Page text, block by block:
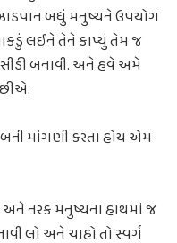
બધું મનુષ્યને ઉપયોગ
લઈને તેને કાપ્યું તેમ જ
બનાવી. અને હવે અમે
માંગણી કરતા હોય એમ
નરક મનુષ્યના હાથમાં જ
લો અને ચાહો તો સ્વર્ગ